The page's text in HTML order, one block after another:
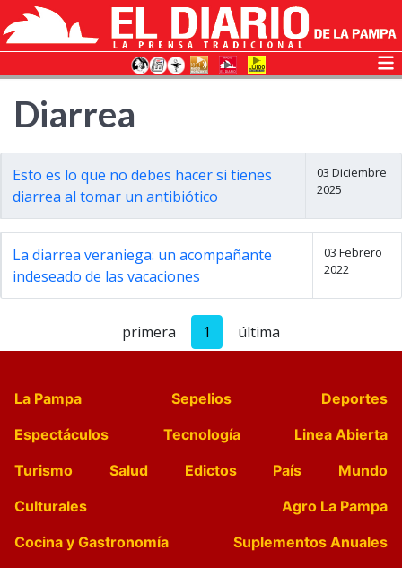
Diarrea
Esto es lo que no debes hacer si tienes
diarrea al tomar un antibiótico
03 Diciembre
2025
La diarrea veraniega: un acompañante
indeseado de las vacaciones
03 Febrero
2022
primera 1 última
La Pampa Sepelios
Deportes
Espectáculos
Tecnología
Linea Abierta
Turismo
Salud Edictos País
Mundo
Culturales
Agro La Pampa
Cocina y Gastronomía
Suplementos Anuales